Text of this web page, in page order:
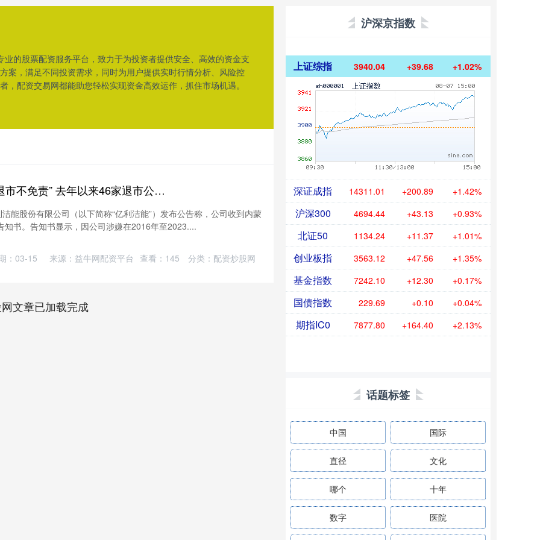
的股票配资服务平台，致力于为投资者提供安全、高效的资金支
案，满足不同投资需求，同时为用户提供实时行情分析、风险控
配资交易网都能助您轻松实现资金高效运作，抓住市场机遇。
优微贷配资官网 “退市不免责” 去年以来46家退市公司收“罚单”
能股份有限公司（以下简称“亿利洁能”）发布公告称，公司收到内蒙
知书。告知书显示，因公司涉嫌在2016年至2023....
：03-15 来源：益牛网配资平台 查看： 145 分类： 配资炒股网
文章已加载完成
沪深京指数
上证综指 3940.04 +39.68 +1.02%
深证成指 14311.01 +200.89 +1.42%
沪深300 4694.44 +43.13 +0.93%
北证50 1134.24 +11.37 +1.01%
创业板指 3563.12 +47.56 +1.35%
基金指数 7242.10 +12.30 +0.17%
国债指数 229.69 +0.10 +0.04%
期指IC0 7877.80 +164.40 +2.13%
话题标签
中国 国际
直径 文化
哪个 十年
数字 医院